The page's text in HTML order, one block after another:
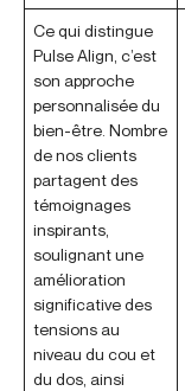
Ce qui distingue
Pulse Align, c’est
son approche
personnalisée du
bien-être. Nombre
de nos clients
partagent des
témoignages
inspirants,
soulignant une
amélioration
significative des
tensions au
niveau du cou et
du dos, ainsi